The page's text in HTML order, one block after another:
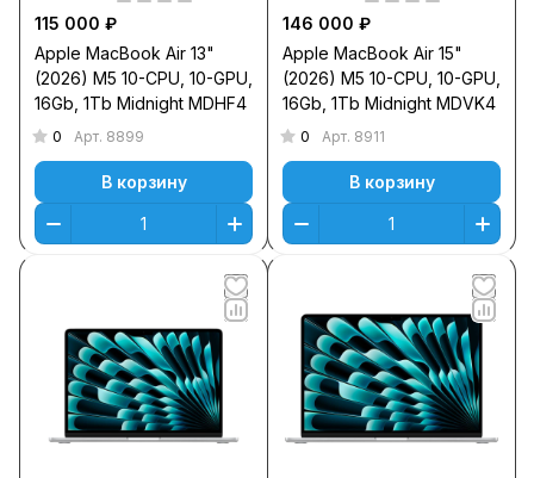
115 000 ₽
Apple MacBook Air 13"
(2026) M5 10-CPU, 10-GPU,
16Gb, 1Tb Midnight MDHF4
0 Арт. 8899
В корзину
146 000 ₽
Apple MacBook Air 15"
(2026) M5 10-CPU, 10-GPU,
16Gb, 1Тb Midnight MDVK4
0 Арт. 8911
В корзину